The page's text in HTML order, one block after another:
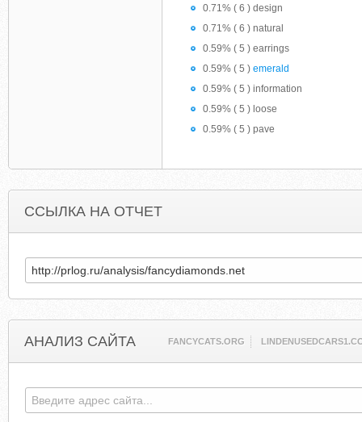
0.71% ( 6 ) design
0.71% ( 6 ) natural
0.59% ( 5 ) earrings
0.59% ( 5 ) emerald
0.59% ( 5 ) information
0.59% ( 5 ) loose
0.59% ( 5 ) pave
ССЫЛКА НА ОТЧЕТ
АНАЛИЗ САЙТА FANCYCATS.ORG